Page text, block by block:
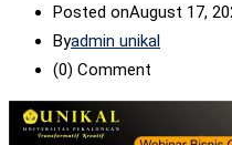
Posted onAugust 17,
Byadmin unikal
(0) Comment